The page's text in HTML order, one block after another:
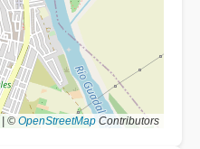
© OpenStreetMap Contributors